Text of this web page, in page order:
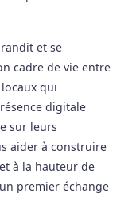
et se
cadre de vie entre
qui
digitale
sur leurs
aider à construire
à la hauteur de
premier échange